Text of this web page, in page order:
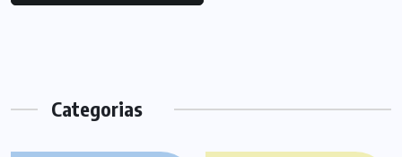
Categorias